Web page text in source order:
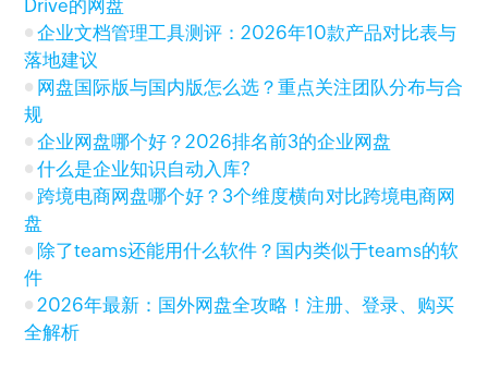
Drive的网盘
企业文档管理工具测评：2026年10款产品对比表与
落地建议
网盘国际版与国内版怎么选？重点关注团队分布与合
规
企业网盘哪个好？2026排名前3的企业网盘
什么是企业知识自动入库?
跨境电商网盘哪个好？3个维度横向对比跨境电商网
盘
除了teams还能用什么软件？国内类似于teams的软
件
2026年最新：国外网盘全攻略！注册、登录、购买
全解析